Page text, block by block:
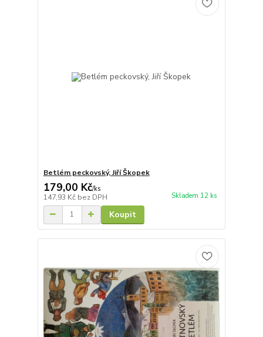
Betlém peckovský, Jiří Škopek
179,00 Kč/ks
147,93 Kč bez DPH Skladem 12 ks
Koupit